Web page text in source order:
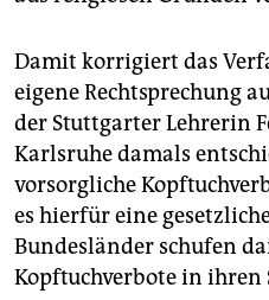
Damit korrigiert das
eigene Rechtsprechung
der Stuttgarter Lehrerin
Karlsruhe damals
vorsorgliche
es hierfür eine
Bundesländer schufen
Kopftuchverbote in ihren